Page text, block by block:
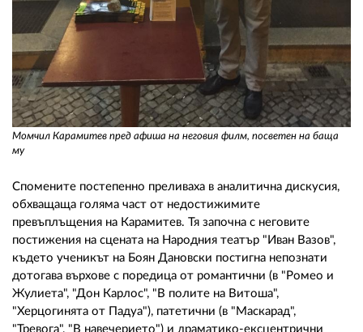
Момчил Карамитев пред афиша на неговия филм, посветен на баща
му
Спомените постепенно преливаха в аналитична дискусия,
обхващаща голяма част от недостижимите
превъплъщения на Карамитев. Тя започна с неговите
постижения на сцената на Народния театър "Иван Вазов",
където ученикът на Боян Дановски постигна непознати
дотогава върхове с поредица от романтични (в "Ромео и
Жулиета", "Дон Карлос", "В полите на Витоша",
"Херцогинята от Падуа"), патетични (в "Маскарад",
"Тревога", "В навечерието") и драматико-ексцентрични